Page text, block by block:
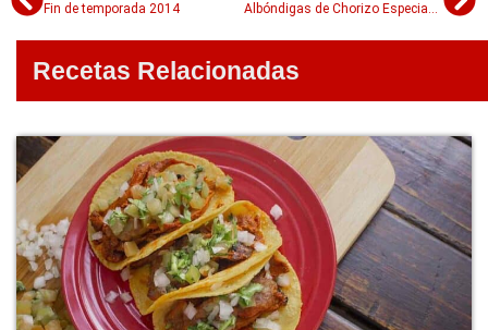
Fin de temporada 2014
Albóndigas de Chorizo Especiadas: chorizo is the new rúcula
Recetas Relacionadas